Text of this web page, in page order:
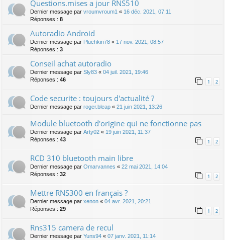
Questions.mises a jour RNS510
Dernier message par vroumvroum1 « 16 déc. 2021, 07:11
Réponses : 8
Autoradio Android
Dernier message par Pluchkin78 « 17 nov. 2021, 08:57
Réponses : 3
Conseil achat autoradio
Dernier message par Sly83 « 04 juil. 2021, 19:46
Réponses : 46 1 2
Code securite : toujours d'actualité ?
Dernier message par roger.bleap « 21 juin 2021, 13:26
Module bluetooth d'origine qui ne fonctionne pas
Dernier message par Arty02 « 19 juin 2021, 11:37
Réponses : 43 1 2
RCD 310 bluetooth main libre
Dernier message par Omarvannes « 22 mai 2021, 14:04
Réponses : 32 1 2
Mettre RNS300 en français ?
Dernier message par xenon « 04 avr. 2021, 20:21
Réponses : 29 1 2
Rns315 camera de recul
Dernier message par Yuns94 « 07 janv. 2021, 11:14